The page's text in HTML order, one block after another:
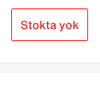
Stokta yok